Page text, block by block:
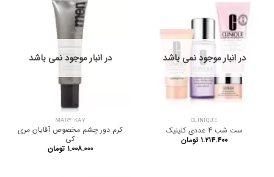
در انبار موجود نمی باشد
CLINIQUE
ست شب 4 عددی کلینیک
۱.۲۱۴.۴۰۰ تومان
در انبار موجود نمی باشد
MARY KAY
کرم دور چشم مخصوص آقایان مری
کی
۱.۰۰۸.۰۰۰ تومان